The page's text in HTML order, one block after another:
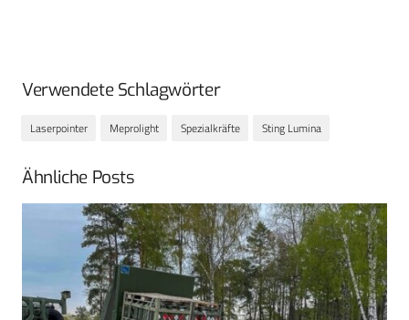
Verwendete Schlagwörter
Laserpointer Meprolight Spezialkräfte Sting Lumina
Ähnliche Posts